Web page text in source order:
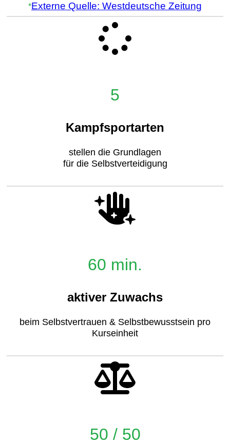
*Externe Quelle: Westdeutsche Zeitung
5
Kampfsportarten
stellen die Grundlagen
für die Selbstverteidigung
60 min.
aktiver Zuwachs
beim Selbstvertrauen & Selbstbewusstsein pro
Kurseinheit
50 / 50